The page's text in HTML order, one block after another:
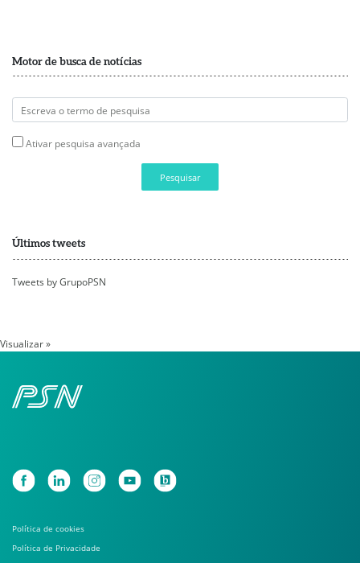
Motor de busca de notícias
Ativar pesquisa avançada
Pesquisar
Últimos tweets
Tweets by GrupoPSN
Visualizar »
Política de cookies
Política de Privacidade